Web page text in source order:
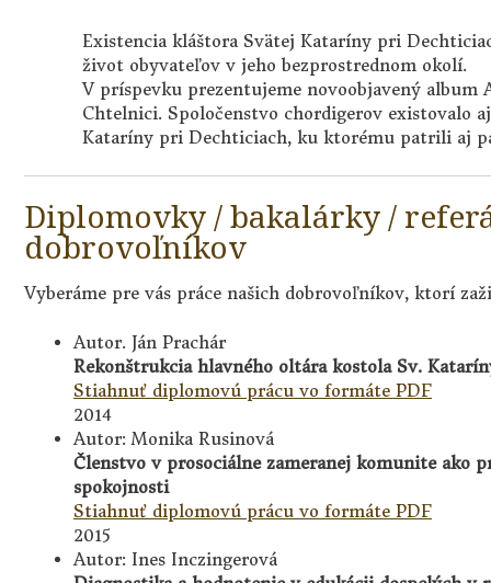
Existencia kláštora Svätej Kataríny pri
život obyvateľov v jeho bezprostrednom okolí.
V príspevku prezentujeme novoobjavený album
Chtelnici. Spoločenstvo chordigerov existovalo
Kataríny pri Dechticiach, ku ktorému patrili aj
Diplomovky / bakalárky /
dobrovoľníkov
Vyberáme pre vás práce našich dobrovoľníkov, ktorí
Autor. Ján Prachár
Rekonštrukcia hlavného oltára kostola Sv.
Stiahnuť diplomovú prácu vo formáte PDF
2014
Autor: Monika Rusinová
Členstvo v prosociálne zameranej komunite ako
spokojnosti
Stiahnuť diplomovú prácu vo formáte PDF
2015
Autor: Ines Inczingerová